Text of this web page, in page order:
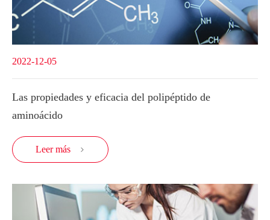
2022-12-05
Las propiedades y eficacia del polipéptido de
aminoácido
Leer más 